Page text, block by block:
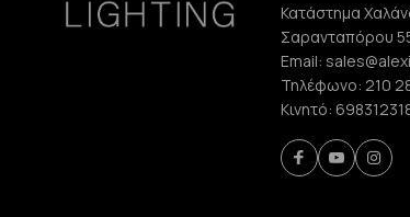
Κατάστημα
Σαρανταπόρου
Email:
Τηλέφωνο: 210
Κινητό: